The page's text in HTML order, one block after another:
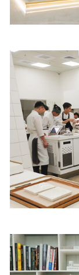
影音區
歷史區
個人著作
活動實況記錄
媒體報導一覽
合作與代言
訂閱電子報